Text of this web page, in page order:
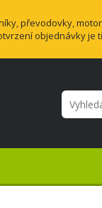
převodovky,
objednávky je